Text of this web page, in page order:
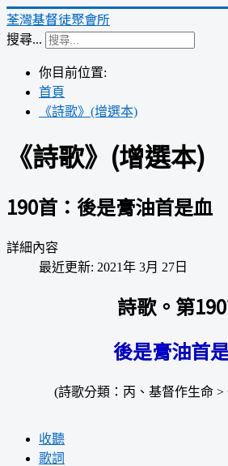
荃灣基督徒聚會所
搜尋...
你目前位置:
首頁
《詩歌》(增選本)
《詩歌》(增選本)
190首：後是膏油首是血
詳細內容
最近更新: 2021年 3月 27日
詩歌。第
後是膏油首
(詩歌分類：丙、基督作生命 >
收聽
歌詞